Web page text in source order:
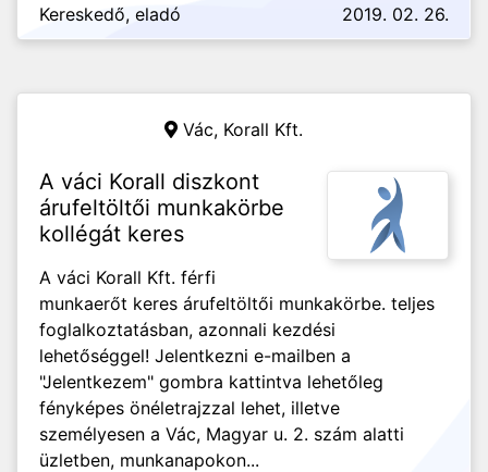
Kereskedő, eladó 2019. 02. 26.
Vác, Korall Kft.
A váci Korall diszkont
árufeltöltői munkakörbe
kollégát keres
A váci Korall Kft. férfi
munkaerőt keres árufeltöltői munkakörbe. teljes
foglalkoztatásban, azonnali kezdési
lehetőséggel! Jelentkezni e-mailben a
"Jelentkezem" gombra kattintva lehetőleg
fényképes önéletrajzzal lehet, illetve
személyesen a Vác, Magyar u. 2. szám alatti
üzletben, munkanapokon...